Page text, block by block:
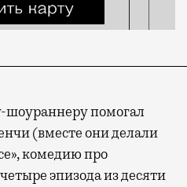
шоураннеру помогал
(вместе они делали
комедию про
эпизода из десяти